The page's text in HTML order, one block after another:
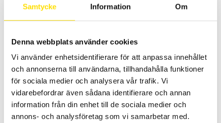
Samtycke Information Om
Denna webbplats använder cookies
Vi använder enhetsidentifierare för att anpassa innehållet
och annonserna till användarna, tillhandahålla funktioner
för sociala medier och analysera vår trafik. Vi
vidarebefordrar även sådana identifierare och annan
information från din enhet till de sociala medier och
annons- och analysföretag som vi samarbetar med.
CA702 & CA703 Spänningsprovare 600 V AC
Enkla spänningsprovare av multifunktionstyp som får plats överallt
med säkerhetskategori VI 600 V.
630.00 KR 780.00 KR
PRISINTERVALL:
630.00 KR
TILL
780.00 KR
LÄS MER